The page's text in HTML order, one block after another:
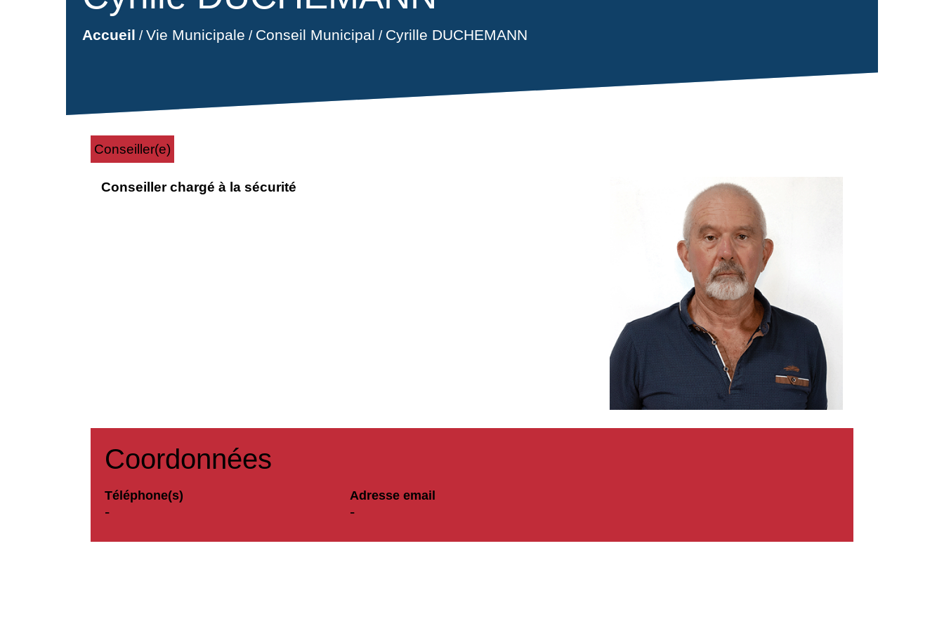
Accueil /Vie Municipale / Conseil Municipal / Cyrille DUCHEMANN
Conseiller(e)
Conseiller chargé à la sécurité
Coordonnées
Téléphone(s)
-
Adresse email
-